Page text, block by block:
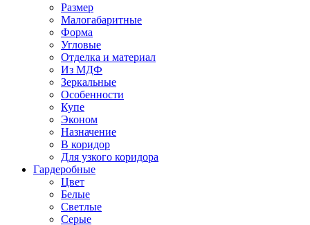
Размер
Малогабаритные
Форма
Угловые
Отделка и материал
Из МДФ
Зеркальные
Особенности
Купе
Эконом
Назначение
В коридор
Для узкого коридора
Гардеробные
Цвет
Белые
Светлые
Серые